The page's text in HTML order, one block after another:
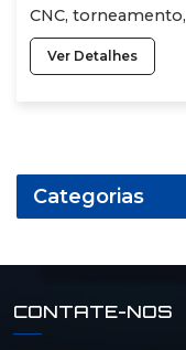
CNC, torneamento,
fresamento de
alumínio, precisão,
Ver Detalhes
Categorias
CONTATE-NOS